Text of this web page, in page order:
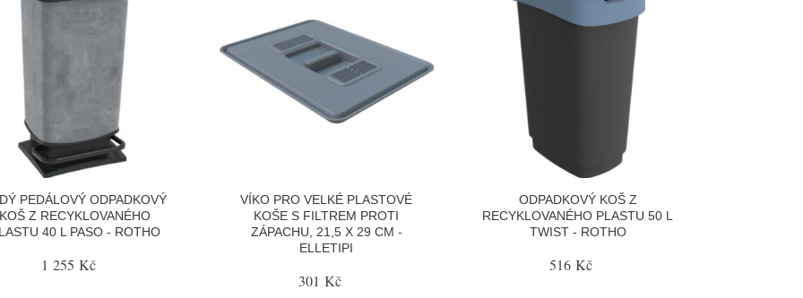
PEDÁLOVÝ ODPADKOVÝ
KOŠ Z RECYKLOVANÉHO
40 L PASO - ROTHO
1 255 Kč
VÍKO PRO VELKÉ PLASTOVÉ
KOŠE S FILTREM PROTI
ZÁPACHU, 21,5 X 29 CM -
ELLETIPI
301 Kč
ODPADKOVÝ KOŠ Z
RECYKLOVANÉHO PLASTU 50 L
TWIST - ROTHO
516 Kč